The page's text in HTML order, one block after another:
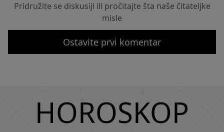
Pridružite se diskusiji ili pročitajte šta naše čitateljke
misle
Ostavite prvi komentar
HOROSKOP